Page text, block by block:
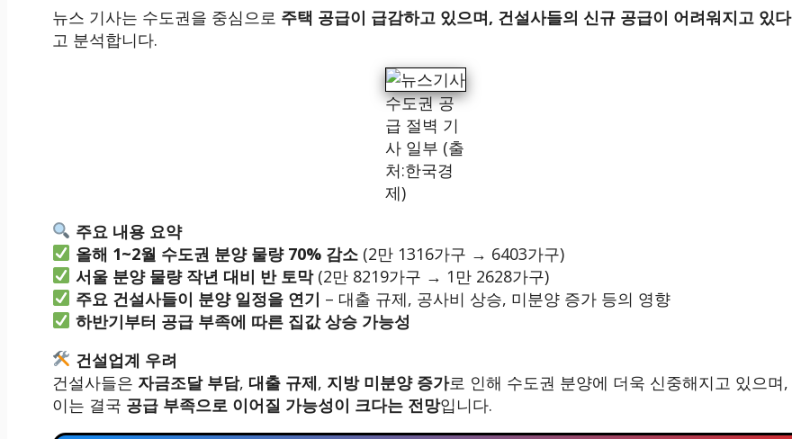
뉴스 기사는 수도권을 중심으로 주택 공급이 급감하고 있으며, 건설사들의 신규 공급이 어려워지고 있다
고 분석합니다.
수도권 공
급 절벽 기
사 일부 (출
처:한국경
제)
주요 내용 요약
올해 1~2월 수도권 분양 물량 70% 감소(2만 1316가구 → 6403가구)
서울 분양 물량 작년 대비 반 토막(2만 8219가구 → 1만 2628가구)
주요 건설사들이 분양 일정을 연기 – 대출 규제, 공사비 상승, 미분양 증가 등의 영향
하반기부터 공급 부족에 따른 집값 상승 가능성
건설업계 우려
건설사들은 자금조달 부담, 대출 규제, 지방 미분양 증가로 인해 수도권 분양에 더욱 신중해지고 있으며,
이는 결국 공급 부족으로 이어질 가능성이 크다는 전망입니다.